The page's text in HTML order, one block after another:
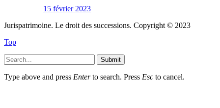
15 février 2023
Jurispatrimoine. Le droit des successions. Copyright © 2023
Top
Submit
Type above and press Enterto search. Press Esc to cancel.